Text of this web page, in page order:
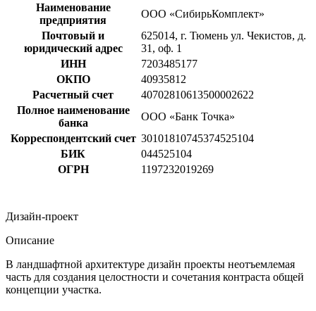
Наименование
предприятия
ООО «СибирьКомплект»
Почтовый и
юридический адрес
625014, г. Тюмень ул. Чекистов, д.
31, оф. 1
ИНН
7203485177
ОКПО
40935812
Расчетный счет
40702810613500002622
Полное наименование
банка
ООО «Банк Точка»
Корреспондентский счет 30101810745374525104
БИК
044525104
ОГРН
1197232019269
Дизайн-проект
Описание
В ландшафтной архитектуре дизайн проекты неотъемлемая
часть для создания целостности и сочетания контраста общей
концепции участка.